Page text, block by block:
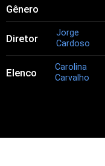
Gênero
Diretor
Jorge
Cardoso
Elenco
Carolina
Carvalho